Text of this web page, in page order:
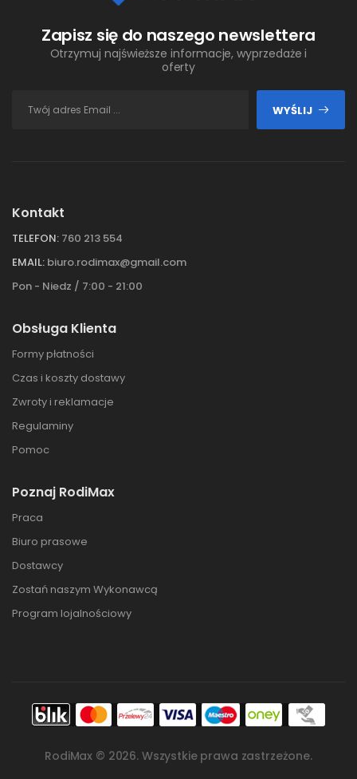
Zapisz się do naszego newslettera
Otrzymuj najświeższe informacje, wyprzedaże i
oferty
WYŚLIJ
Kontakt
TELEFON: 760 213 554
EMAIL: biuro.rodimax@gmail.com
Pon - Niedz / 7:00 - 21:00
Obsługa Klienta
Formy płatności
Czas i koszty dostawy
Zwroty i reklamacje
Regulaminy
Pomoc
Poznaj RodiMax
Praca
Biuro prasowe
Dostawcy
Zostań naszym Wykonawcą
Program lojalnościowy
RodiMax © 2026. Wszystkie prawa zastrzeżone.